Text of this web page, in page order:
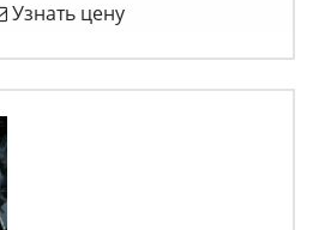
Узнать цену